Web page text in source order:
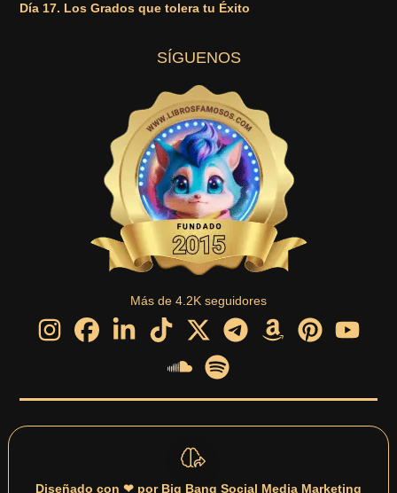
Día 17. Los Grados que tolera tu Éxito
SÍGUENOS
Más de 4.2K seguidores
Diseñado con ❤ por Big Bang Social Media Marketing